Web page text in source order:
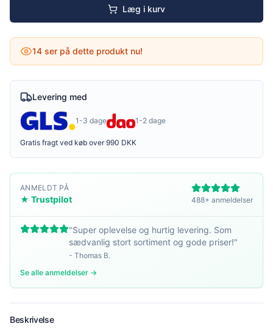
Læg i kurv
14 ser på dette produkt nu!
Levering med
1-3 dage 1-2 dage
Gratis fragt ved køb over 990 DKK
ANMELDT PÅ
★ Trustpilot 488+ anmeldelser
"Super oplevelse og hurtig levering. Som
sædvanlig stort sortiment og gode priser!"
- Thomas B.
Se alle anmeldelser →
Beskrivelse